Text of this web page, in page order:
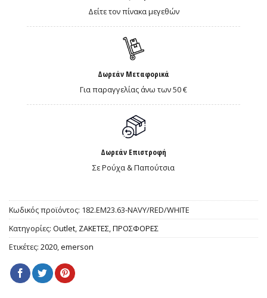
Δείτε τον πίνακα μεγεθών
Δωρεάν Μεταφορικά
Για παραγγελίας άνω των 50 €
Δωρεάν Επιστροφή
Σε Ρούχα & Παπούτσια
Κωδικός προϊόντος: 182.EM23.63-NAVY/RED/WHITE
Κατηγορίες: Outlet, ΖΑΚΕΤΕΣ,ΠΡΟΣΦΟΡΕΣ
Ετικέτες: 2020,emerson